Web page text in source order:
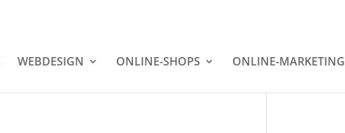
WEBDESIGN ONLINE-SHOPS ONLINE-MARKETING